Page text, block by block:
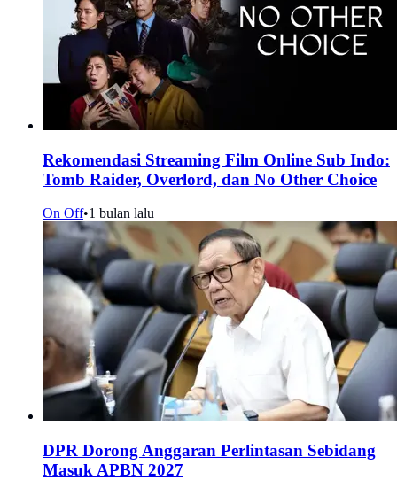
Rekomendasi Streaming Film Online Sub Indo:
Tomb Raider, Overlord, dan No Other Choice
On Off•1 bulan lalu
DPR Dorong Anggaran Perlintasan Sebidang
Masuk APBN 2027